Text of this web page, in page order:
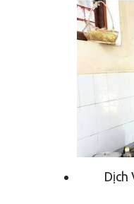
Dịch